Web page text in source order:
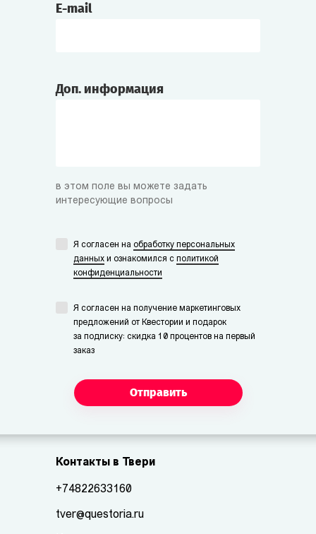
E-mail
Доп. информация
в этом поле вы можете задать
интересующие вопросы
Я согласен на обработку персональных
данных и ознакомился с политикой
конфиденциальности
Я согласен на получение маркетинговых
предложений от Квестории и подарок
за подписку: скидка 10 процентов на первый
заказ
Отправить
Контакты в Твери
+74822633160
tver@questoria.ru